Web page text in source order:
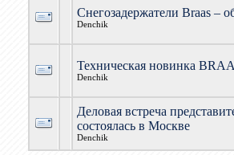
Снегозадержатели Braas –
Denchik
Техническая новинка
Denchik
Деловая встреча
состоялась в Москве
Denchik